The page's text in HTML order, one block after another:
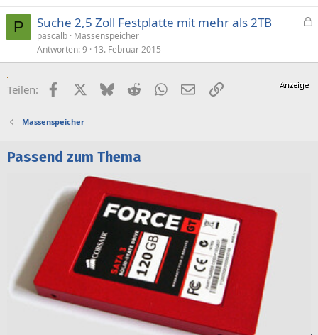
P
p
Suche 2,5 Zoll Festplatte mit mehr als 2TB
pascalb Massenspeicher
Antworten 9 13. Februar 2015
Teilen: FacebookX (Twitter)
BlueskyRedditWhatsApp
E-MailLink
Massenspeicher
Passend zum Thema